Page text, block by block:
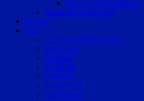
Meine Liebeserklärung
Bundestagswahl 2017
Vereine
Sport
Eishockey/Inlinehockey
Volleyball
Fussball
Handball
Football
Trabrennen
Kampfsport